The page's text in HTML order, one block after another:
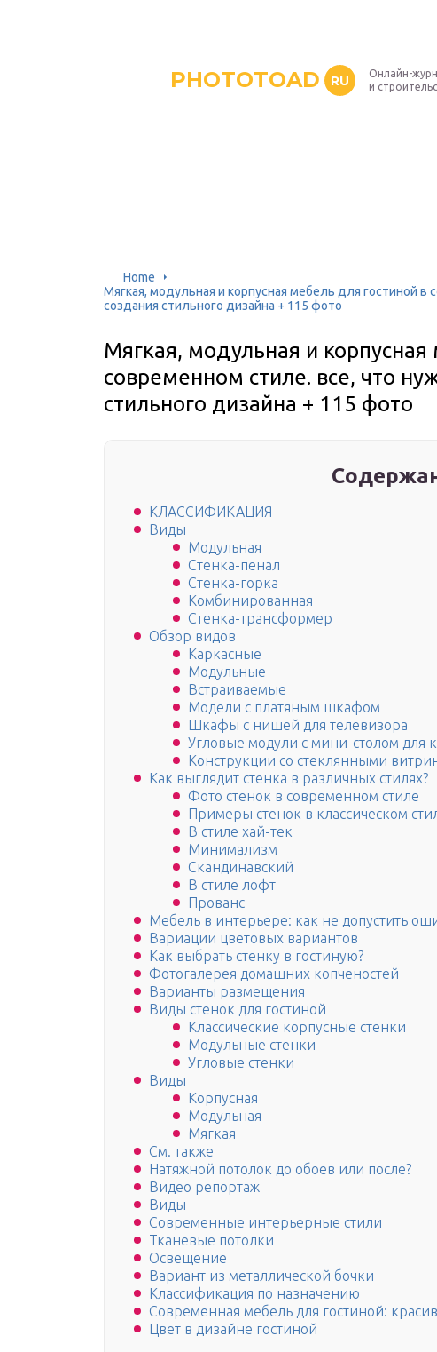
PHOTOTOAD RU
Онлайн-
и
Home
Мягкая, модульная и корпусная мебель для гостиной
создания стильного дизайна + 115 фото
Мягкая, модульная и
современном стиле. все, что
стильного дизайна + 115 фото
КЛАССИФИКАЦИЯ
Виды
Модульная
Стенка-пенал
Стенка-горка
Комбинированная
Стенка-трансформер
Обзор видов
Каркасные
Модульные
Встраиваемые
Модели с платяным шкафом
Шкафы с нишей для телевизора
Угловые модули с мини-столом для
Конструкции со стеклянными
Как выглядит стенка в различных стилях?
Фото стенок в современном стиле
Примеры стенок в классическом
В стиле хай-тек
Минимализм
Скандинавский
В стиле лофт
Прованс
Мебель в интерьере: как не допустить
Вариации цветовых вариантов
Как выбрать стенку в гостиную?
Фотогалерея домашних копченостей
Варианты размещения
Виды стенок для гостиной
Классические корпусные стенки
Модульные стенки
Угловые стенки
Виды
Корпусная
Модульная
Мягкая
См. также
Натяжной потолок до обоев или после?
Видео репортаж
Виды
Современные интерьерные стили
Тканевые потолки
Освещение
Вариант из металлической бочки
Классификация по назначению
Современная мебель для гостиной:
Цвет в дизайне гостиной